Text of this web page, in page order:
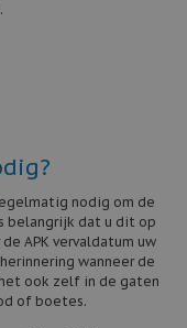
nodig om de
belangrijk dat u dit op
APK vervaldatum uw
wanneer de
het ook zelf in de gaten
of boetes.